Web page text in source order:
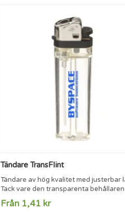
Tändare TransFlint
Tändare av hög kvalitet med justerbar
Tack vare den transparenta
det lätt att se då den behöver påfyllning.
Försedd med barnlås.
Från 1,41 kr